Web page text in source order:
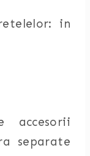
in
accesorii
separate